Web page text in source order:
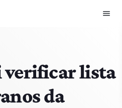
menu
verificar lista
da